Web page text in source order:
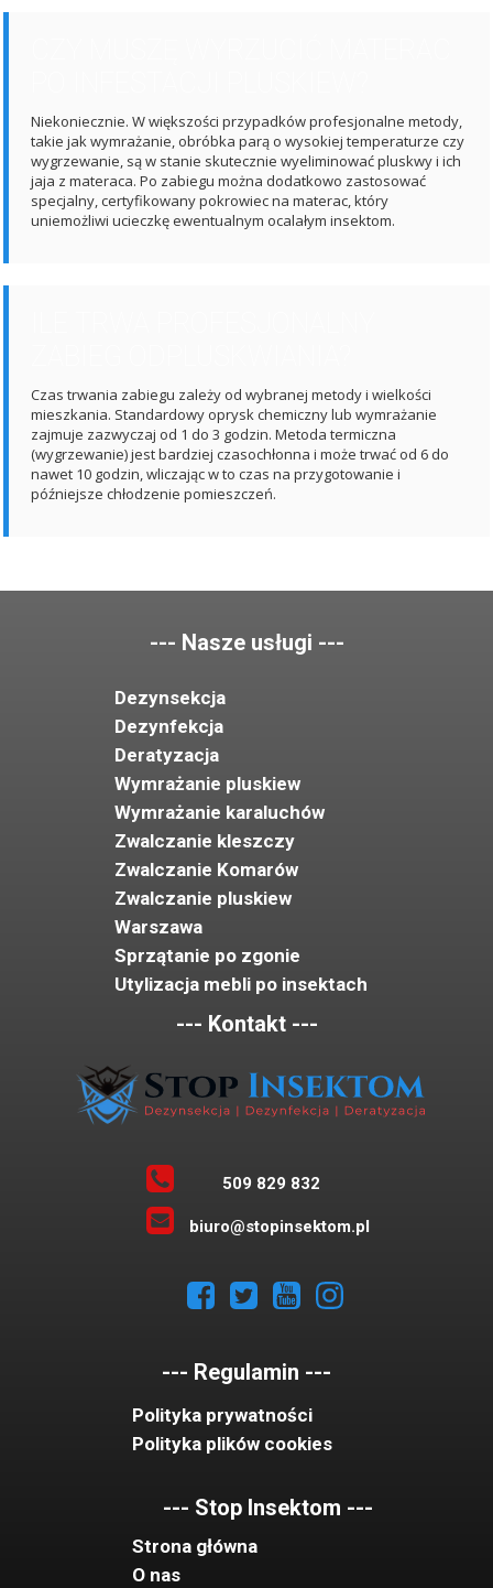
Niekoniecznie. W większości przypadków profesjonalne metody,
takie jak wymrażanie, obróbka parą o wysokiej temperaturze czy
wygrzewanie, są w stanie skutecznie wyeliminować pluskwy i ich
jaja z materaca. Po zabiegu można dodatkowo zastosować
specjalny, certyfikowany pokrowiec na materac, który
uniemożliwi ucieczkę ewentualnym ocalałym insektom.
Czas trwania zabiegu zależy od wybranej metody i wielkości
mieszkania. Standardowy oprysk chemiczny lub wymrażanie
zajmuje zazwyczaj od 1 do 3 godzin. Metoda termiczna
(wygrzewanie) jest bardziej czasochłonna i może trwać od 6 do
nawet 10 godzin, wliczając w to czas na przygotowanie i
późniejsze chłodzenie pomieszczeń.
Strona główna
O nas
--- Stop Insektom ---
Dezynsekcja
Dezynfekcja
Deratyzacja
Wymrażanie pluskiew
Wymrażanie karaluchów
Zwalczanie kleszczy
Zwalczanie Komarów
Zwalczanie pluskiew
Warszawa
Sprzątanie po zgonie
Utylizacja mebli po insektach
Polityka prywatności
Polityka plików cookies
--- Kontakt ---
--- Regulamin ---
--- Nasze usługi ---
509 829 832
biuro@stopinsektom.pl